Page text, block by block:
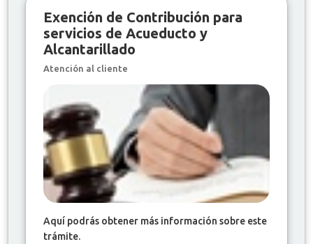
Exención de Contribución para
servicios de Acueducto y
Alcantarillado
Atención al cliente
Aquí podrás obtener más información sobre este
trámite.